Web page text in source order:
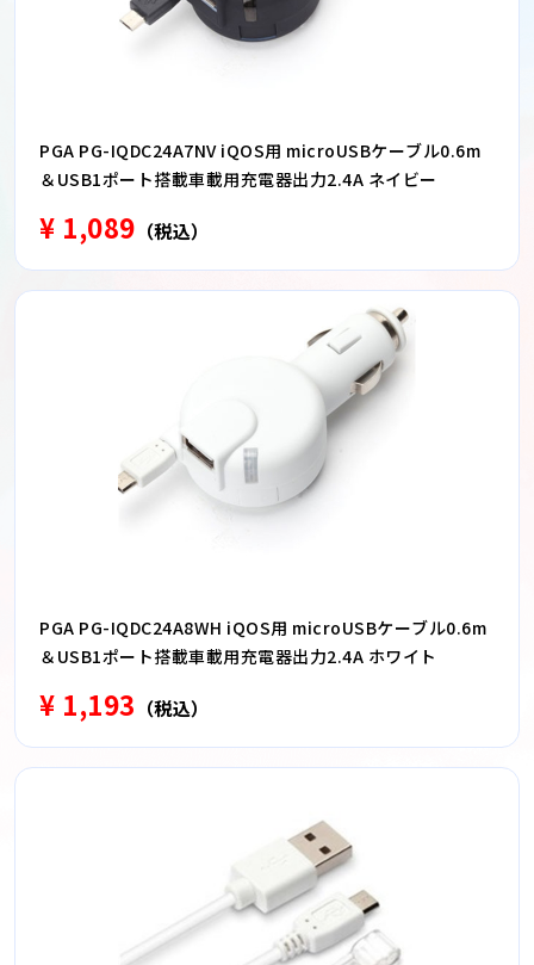
PGA PG-IQDC24A7NV iQOS用 microUSBケーブル0.6m
＆USB1ポート搭載車載用充電器出力2.4A ネイビー
¥ 1,089 （税込）
PGA PG-IQDC24A8WH iQOS用 microUSBケーブル0.6m
＆USB1ポート搭載車載用充電器出力2.4A ホワイト
¥ 1,193 （税込）